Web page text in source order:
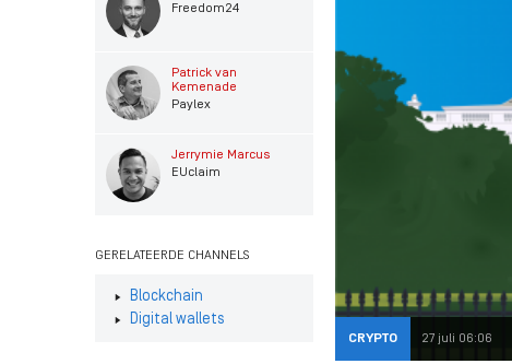
Freedom24
Patrick van
Kemenade
Paylex
Jerrymie Marcus
EUclaim
GERELATEERDE CHANNELS
Blockchain
Digital wallets
CRYPTO 27 juli 06:06